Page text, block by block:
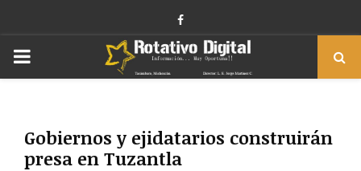
Facebook
PRIMARY
Gobiernos y ejidatarios construirán
presa en Tuzantla